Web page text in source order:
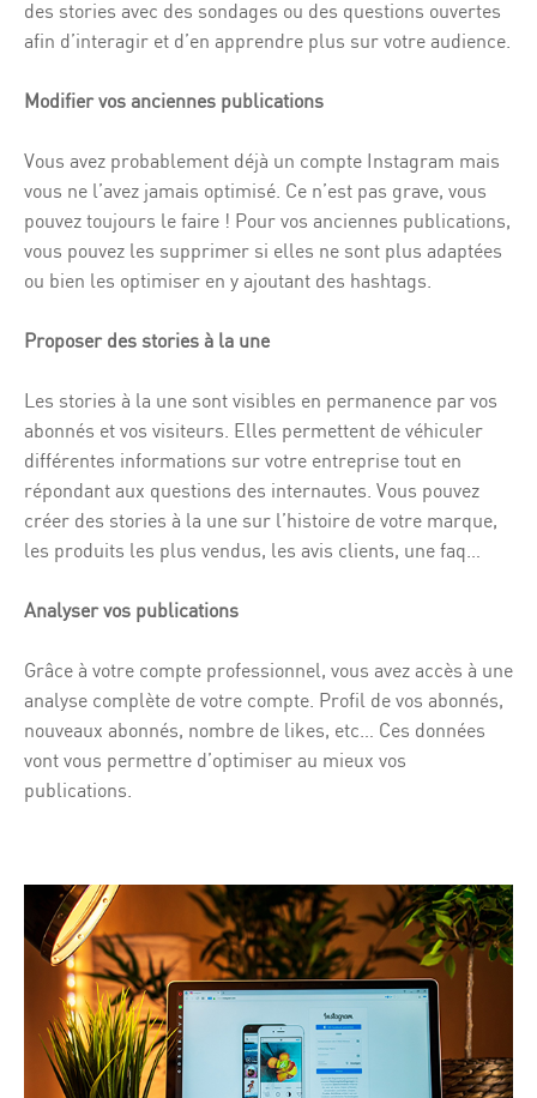
des stories avec des sondages ou des questions ouvertes
afin d’interagir et d’en apprendre plus sur votre audience.
Modifier vos anciennes publications
Vous avez probablement déjà un compte Instagram mais
vous ne l’avez jamais optimisé. Ce n’est pas grave, vous
pouvez toujours le faire ! Pour vos anciennes publications,
vous pouvez les supprimer si elles ne sont plus adaptées
ou bien les optimiser en y ajoutant des hashtags.
Proposer des stories à la une
Les stories à la une sont visibles en permanence par vos
abonnés et vos visiteurs. Elles permettent de véhiculer
différentes informations sur votre entreprise tout en
répondant aux questions des internautes. Vous pouvez
créer des stories à la une sur l’histoire de votre marque,
les produits les plus vendus, les avis clients, une faq…
Analyser vos publications
Grâce à votre compte professionnel, vous avez accès à une
analyse complète de votre compte. Profil de vos abonnés,
nouveaux abonnés, nombre de likes, etc… Ces données
vont vous permettre d’optimiser au mieux vos
publications.